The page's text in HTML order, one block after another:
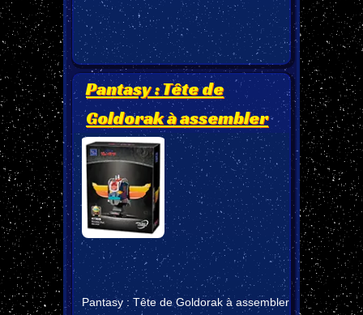
Pantasy : Tête de
Goldorak à assembler
Pantasy : Tête de Goldorak à assembler